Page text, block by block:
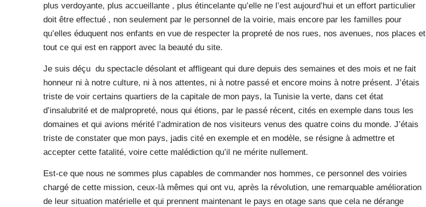
plus verdoyante, plus accueillante , plus étincelante qu’elle ne l’est aujourd’hui et un effort particulier
doit être effectué , non seulement par le personnel de la voirie, mais encore par les familles pour
qu’elles éduquent nos enfants en vue de respecter la propreté de nos rues, nos avenues, nos places et
tout ce qui est en rapport avec la beauté du site.
Je suis déçu du spectacle désolant et affligeant qui dure depuis des semaines et des mois et ne fait
honneur ni à notre culture, ni à nos attentes, ni à notre passé et encore moins à notre présent. J’étais
triste de voir certains quartiers de la capitale de mon pays, la Tunisie la verte, dans cet état
d’insalubrité et de malpropreté, nous qui étions, par le passé récent, cités en exemple dans tous les
domaines et qui avions mérité l’admiration de nos visiteurs venus des quatre coins du monde. J’étais
triste de constater que mon pays, jadis cité en exemple et en modèle, se résigne à admettre et
accepter cette fatalité, voire cette malédiction qu’il ne mérite nullement.
Est-ce que nous ne sommes plus capables de commander nos hommes, ce personnel des voiries
chargé de cette mission, ceux-là mêmes qui ont vu, après la révolution, une remarquable amélioration
de leur situation matérielle et qui prennent maintenant le pays en otage sans que cela ne dérange